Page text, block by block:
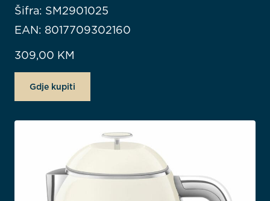
Šifra: SM2901025
EAN: 8017709302160
309,00 KM
Gdje kupiti